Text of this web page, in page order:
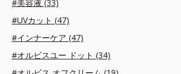
#美容液 (33)
#UVカット (47)
#インナーケア (47)
#オルビスユー ドット (34)